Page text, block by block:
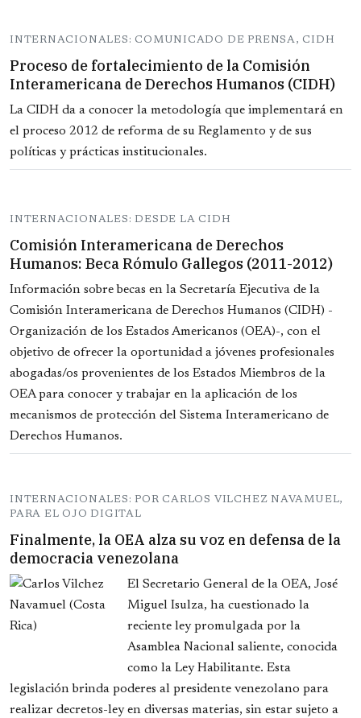
INTERNACIONALES: COMUNICADO DE PRENSA, CIDH
Proceso de fortalecimiento de la Comisión
Interamericana de Derechos Humanos (CIDH)
La CIDH da a conocer la metodología que implementará en
el proceso 2012 de reforma de su Reglamento y de sus
políticas y prácticas institucionales.
INTERNACIONALES: DESDE LA CIDH
Comisión Interamericana de Derechos
Humanos: Beca Rómulo Gallegos (2011-2012)
Información sobre becas en la Secretaría Ejecutiva de la
Comisión Interamericana de Derechos Humanos (CIDH) -
Organización de los Estados Americanos (OEA)-, con el
objetivo de ofrecer la oportunidad a jóvenes profesionales
abogadas/os provenientes de los Estados Miembros de la
OEA para conocer y trabajar en la aplicación de los
mecanismos de protección del Sistema Interamericano de
Derechos Humanos.
INTERNACIONALES: POR CARLOS VILCHEZ NAVAMUEL,
PARA EL OJO DIGITAL
Finalmente, la OEA alza su voz en defensa de la
democracia venezolana
El Secretario General de la OEA, José
Miguel Isulza, ha cuestionado la
reciente ley promulgada por la
Asamblea Nacional saliente, conocida
como la Ley Habilitante. Esta
legislación brinda poderes al presidente venezolano para
realizar decretos-ley en diversas materias, sin estar sujeto a